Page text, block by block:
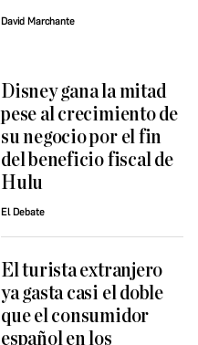
David Marchante
Disney gana la mitad
pese al crecimiento de
su negocio por el fin
del beneficio fiscal de
Hulu
El Debate
El turista extranjero
ya gasta casi el doble
que el consumidor
español en los